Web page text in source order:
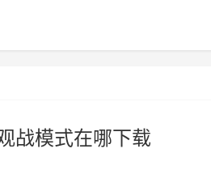
战模式在哪下载